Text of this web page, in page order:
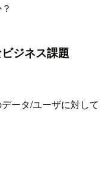
ジネス課題
ータ/ユーザに対して